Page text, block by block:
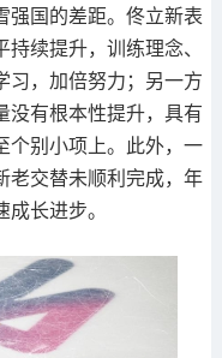
强国的差距。佟立新表
续提升，训练理念、
习，加倍努力；另一方
没有根本性提升，具有
个别小项上。此外，一
老交替未顺利完成，年
长进步。